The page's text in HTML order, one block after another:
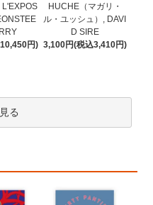
L'EXPOS
円)
HUCHE（マガリ・
ル・ユッシュ）, DAVI
D SIRE
3,100円(税込3,410円)
る